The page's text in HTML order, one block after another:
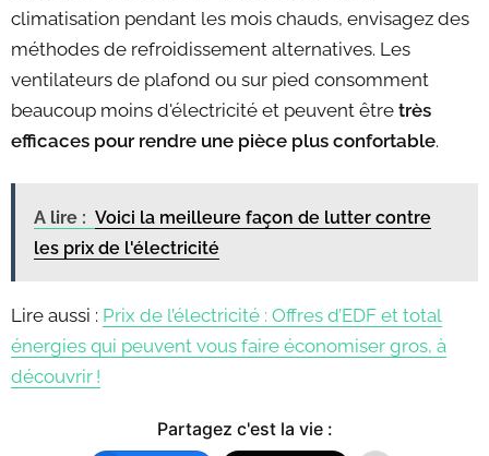
climatisation pendant les mois chauds, envisagez des
méthodes de refroidissement alternatives. Les
ventilateurs de plafond ou sur pied consomment
beaucoup moins d'électricité et peuvent être très
efficaces pour rendre une pièce plus confortable.
A lire : Voici la meilleure façon de lutter contre
les prix de l'électricité
Lire aussi : Prix de l’électricité : Offres d’EDF et total
énergies qui peuvent vous faire économiser gros, à
découvrir !
Partagez c'est la vie :